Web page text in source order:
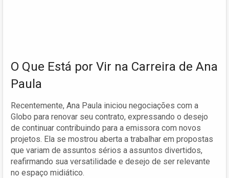
O Que Está por Vir na Carreira de Ana
Paula
Recentemente, Ana Paula iniciou negociações com a
Globo para renovar seu contrato, expressando o desejo
de continuar contribuindo para a emissora com novos
projetos. Ela se mostrou aberta a trabalhar em propostas
que variam de assuntos sérios a assuntos divertidos,
reafirmando sua versatilidade e desejo de ser relevante
no espaço midiático.